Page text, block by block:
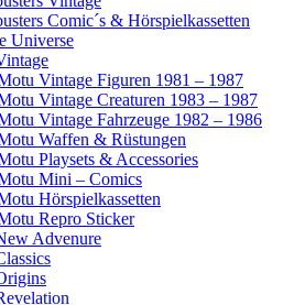
Comic´s & Hörspielkassetten
Universe
Vintage Figuren 1981 – 1987
Vintage Creaturen 1983 – 1987
Vintage Fahrzeuge 1982 – 1986
Waffen & Rüstungen
Playsets & Accessories
Mini – Comics
Hörspielkassetten
Repro Sticker
Advenure